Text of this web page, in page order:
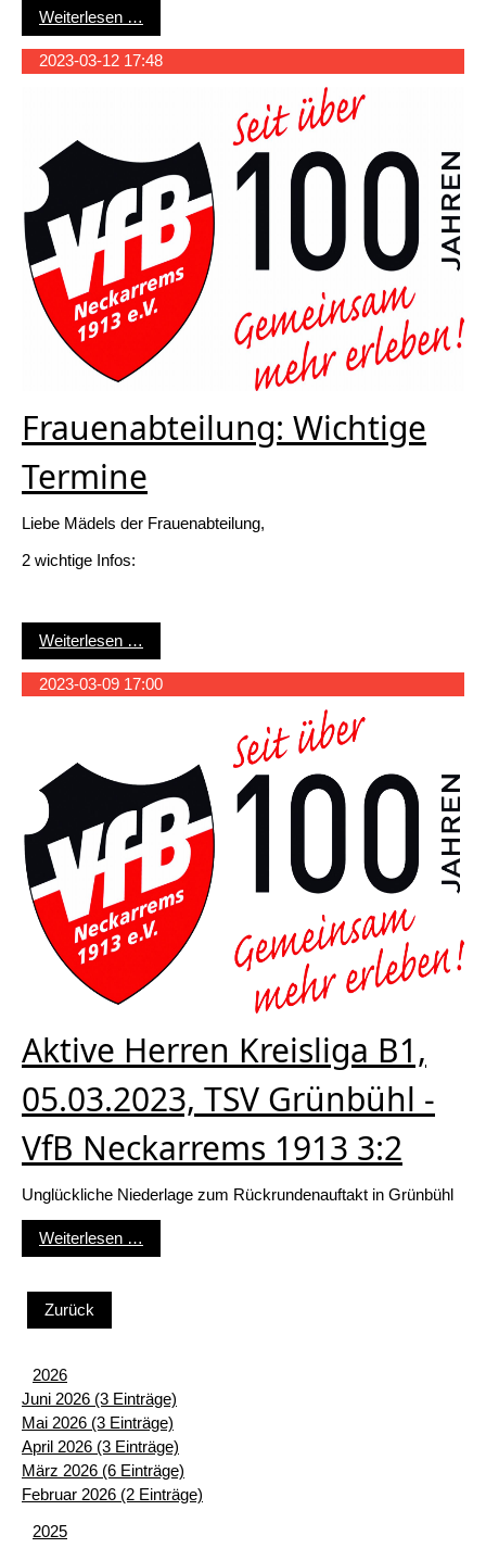
Weiterlesen …
2023-03-12 17:48
Frauenabteilung: Wichtige
Termine
Liebe Mädels der Frauenabteilung,
2 wichtige Infos:
Weiterlesen …
2023-03-09 17:00
Aktive Herren Kreisliga B1,
05.03.2023, TSV Grünbühl -
VfB Neckarrems 1913 3:2
Unglückliche Niederlage zum Rückrundenauftakt in Grünbühl
Weiterlesen …
Zurück
2026
Juni 2026 (3 Einträge)
Mai 2026 (3 Einträge)
April 2026 (3 Einträge)
März 2026 (6 Einträge)
Februar 2026 (2 Einträge)
2025